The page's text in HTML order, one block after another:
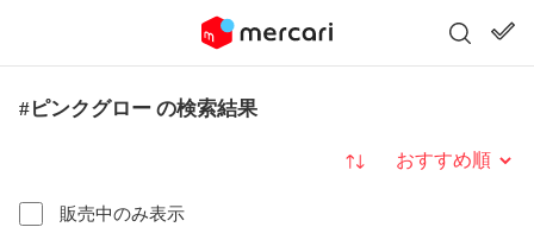
#ピンクグロー の検索結果
販売中のみ表示
並び替え